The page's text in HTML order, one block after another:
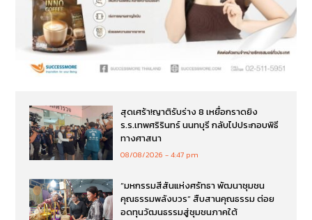
สุดเศร้า!ญาติรับร่าง 8 เหยื่อกราดยิง
ร.ร.เทพศริรินทร์ นนทบุรี กลับไปประกอบพิธี
ทางศาสนา
08/08/2026 4:47 pm
“มหกรรมสีสันแห่งศรัทธา พัฒนาชุมชน
คุณธรรมพลังบวร” สืบสานคุณธรรม ต่อย
อดทุนวัฒนธรรมสู่ชุมชนภาคใต้